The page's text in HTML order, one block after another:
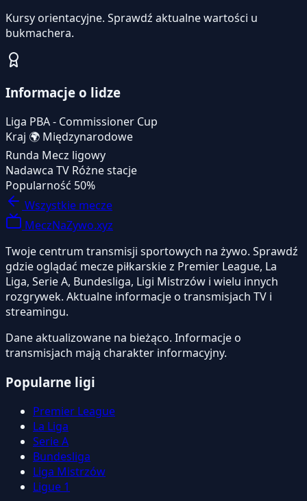
Kursy orientacyjne. Sprawdź aktualne wartości u
bukmachera.
Informacje o lidze
Liga PBA - Commissioner Cup
Kraj 🌍 Międzynarodowe
Runda Mecz ligowy
Nadawca TV Różne stacje
Popularność 50%
Wszystkie mecze
MeczNaZywo.xyz
Twoje centrum transmisji sportowych na żywo. Sprawdź
gdzie oglądać mecze piłkarskie z Premier League, La
Liga, Serie A, Bundesliga, Ligi Mistrzów i wielu innych
rozgrywek. Aktualne informacje o transmisjach TV i
streamingu.
Dane aktualizowane na bieżąco. Informacje o
transmisjach mają charakter informacyjny.
Popularne ligi
Premier League
La Liga
Serie A
Bundesliga
Liga Mistrzów
Ligue 1